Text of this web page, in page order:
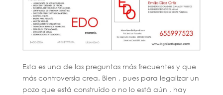
Esta es una de las preguntas más frecuentes y que
más controversia crea. Bien , pues para legalizar un
pozo que está construido o no lo está aún , hay